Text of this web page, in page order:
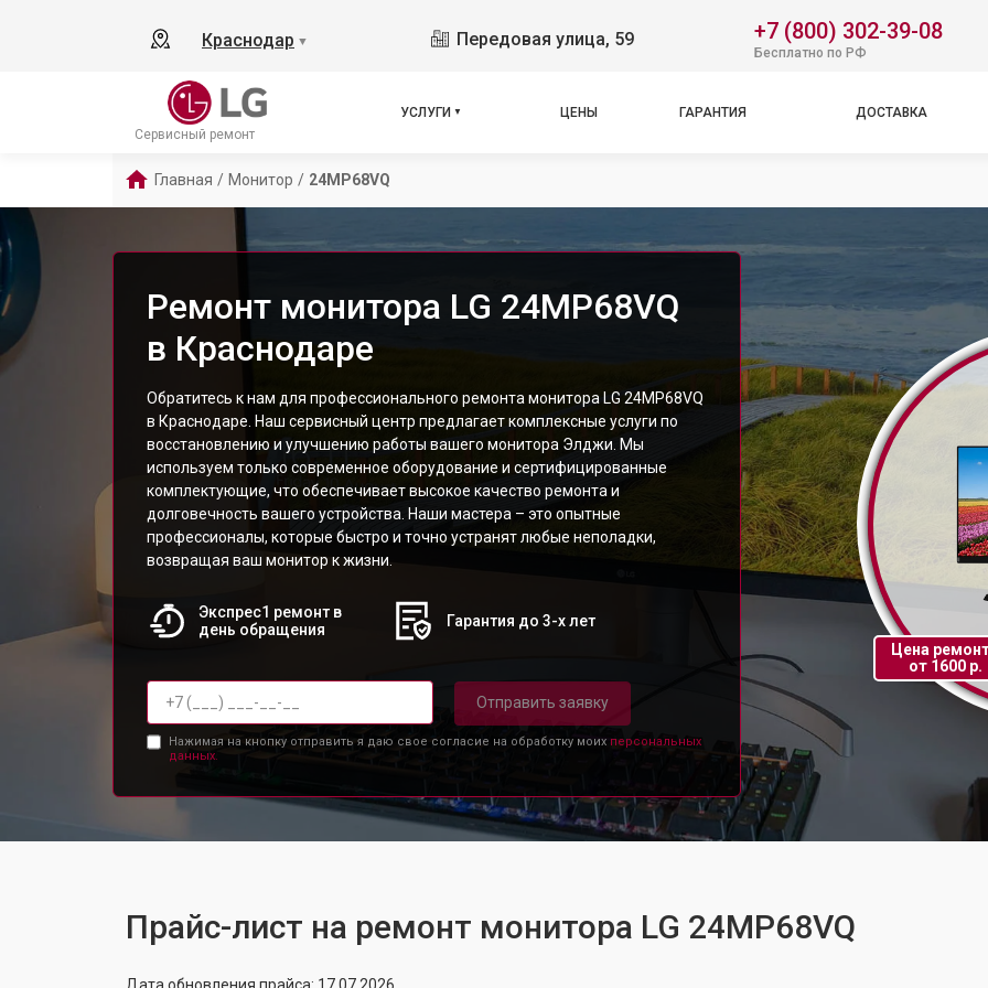
Краснодар ▼ Передовая улица, 59 +7 (800) 302-39-08
Бесплатно по РФ
Сервисный ремонт
УСЛУГИ ЦЕНЫ ГАРАНТИЯ ДОСТАВКА
Главная / Монитор / 24MP68VQ
Ремонт монитора LG 24MP68VQ
в Краснодаре
Обратитесь к нам для профессионального ремонта монитора LG 24MP68VQ
в Краснодаре. Наш сервисный центр предлагает комплексные услуги по
восстановлению и улучшению работы вашего монитора Элджи. Мы
используем только современное оборудование и сертифицированные
комплектующие, что обеспечивает высокое качество ремонта и
долговечность вашего устройства. Наши мастера – это опытные
профессионалы, которые быстро и точно устранят любые неполадки,
возвращая ваш монитор к жизни.
Экспрес1 ремонт в
день обращения
Гарантия до 3-х лет
Отправить заявку
Нажимая на кнопку отправить я даю свое согласие на обработку моих персональных
данных.
Цена
от 1600 р.
Прайс-лист на ремонт монитора LG 24MP68VQ
Дата обновления прайса: 17.07.2026